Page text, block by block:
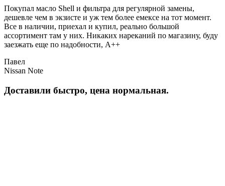
Покупал масло Shell и фильтра для регулярной замены,
дешевле чем в экзисте и уж тем более емексе на тот момент.
Все в наличии, приехал и купил, реально большой
ассортимент там у них. Никаких нареканий по магазину, буду
заезжать еще по надобности, A++
Павел
Nissan Note
Доставили быстро, цена нормальная.